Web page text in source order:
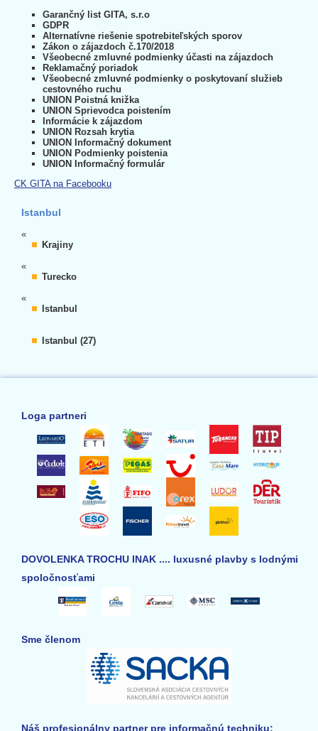
Garančný list GITA, s.r.o
GDPR
Alternatívne riešenie spotrebiteľských sporov
Zákon o zájazdoch č.170/2018
Všeobecné zmluvné podmienky účasti na zájazdoch
Reklamačný poriadok
Všeobecné zmluvné podmienky o poskytovaní služieb
cestovného ruchu
UNION Poistná knižka
UNION Sprievodca poistením
Informácie k zájazdom
UNION Rozsah krytia
UNION Informačný dokument
UNION Podmienky poistenia
UNION Informačný formulár
CK GITA na Facebooku
Istanbul
«
Krajiny
«
Turecko
«
Istanbul
Istanbul (27)
Loga partneri
DOVOLENKA TROCHU INAK .... luxusné plavby s lodnými
spoločnosťami
Sme členom
Náš profesionálny partner pre informačnú techniku: